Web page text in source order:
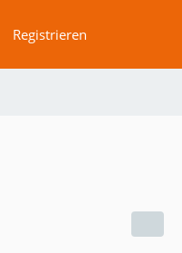
Registrieren